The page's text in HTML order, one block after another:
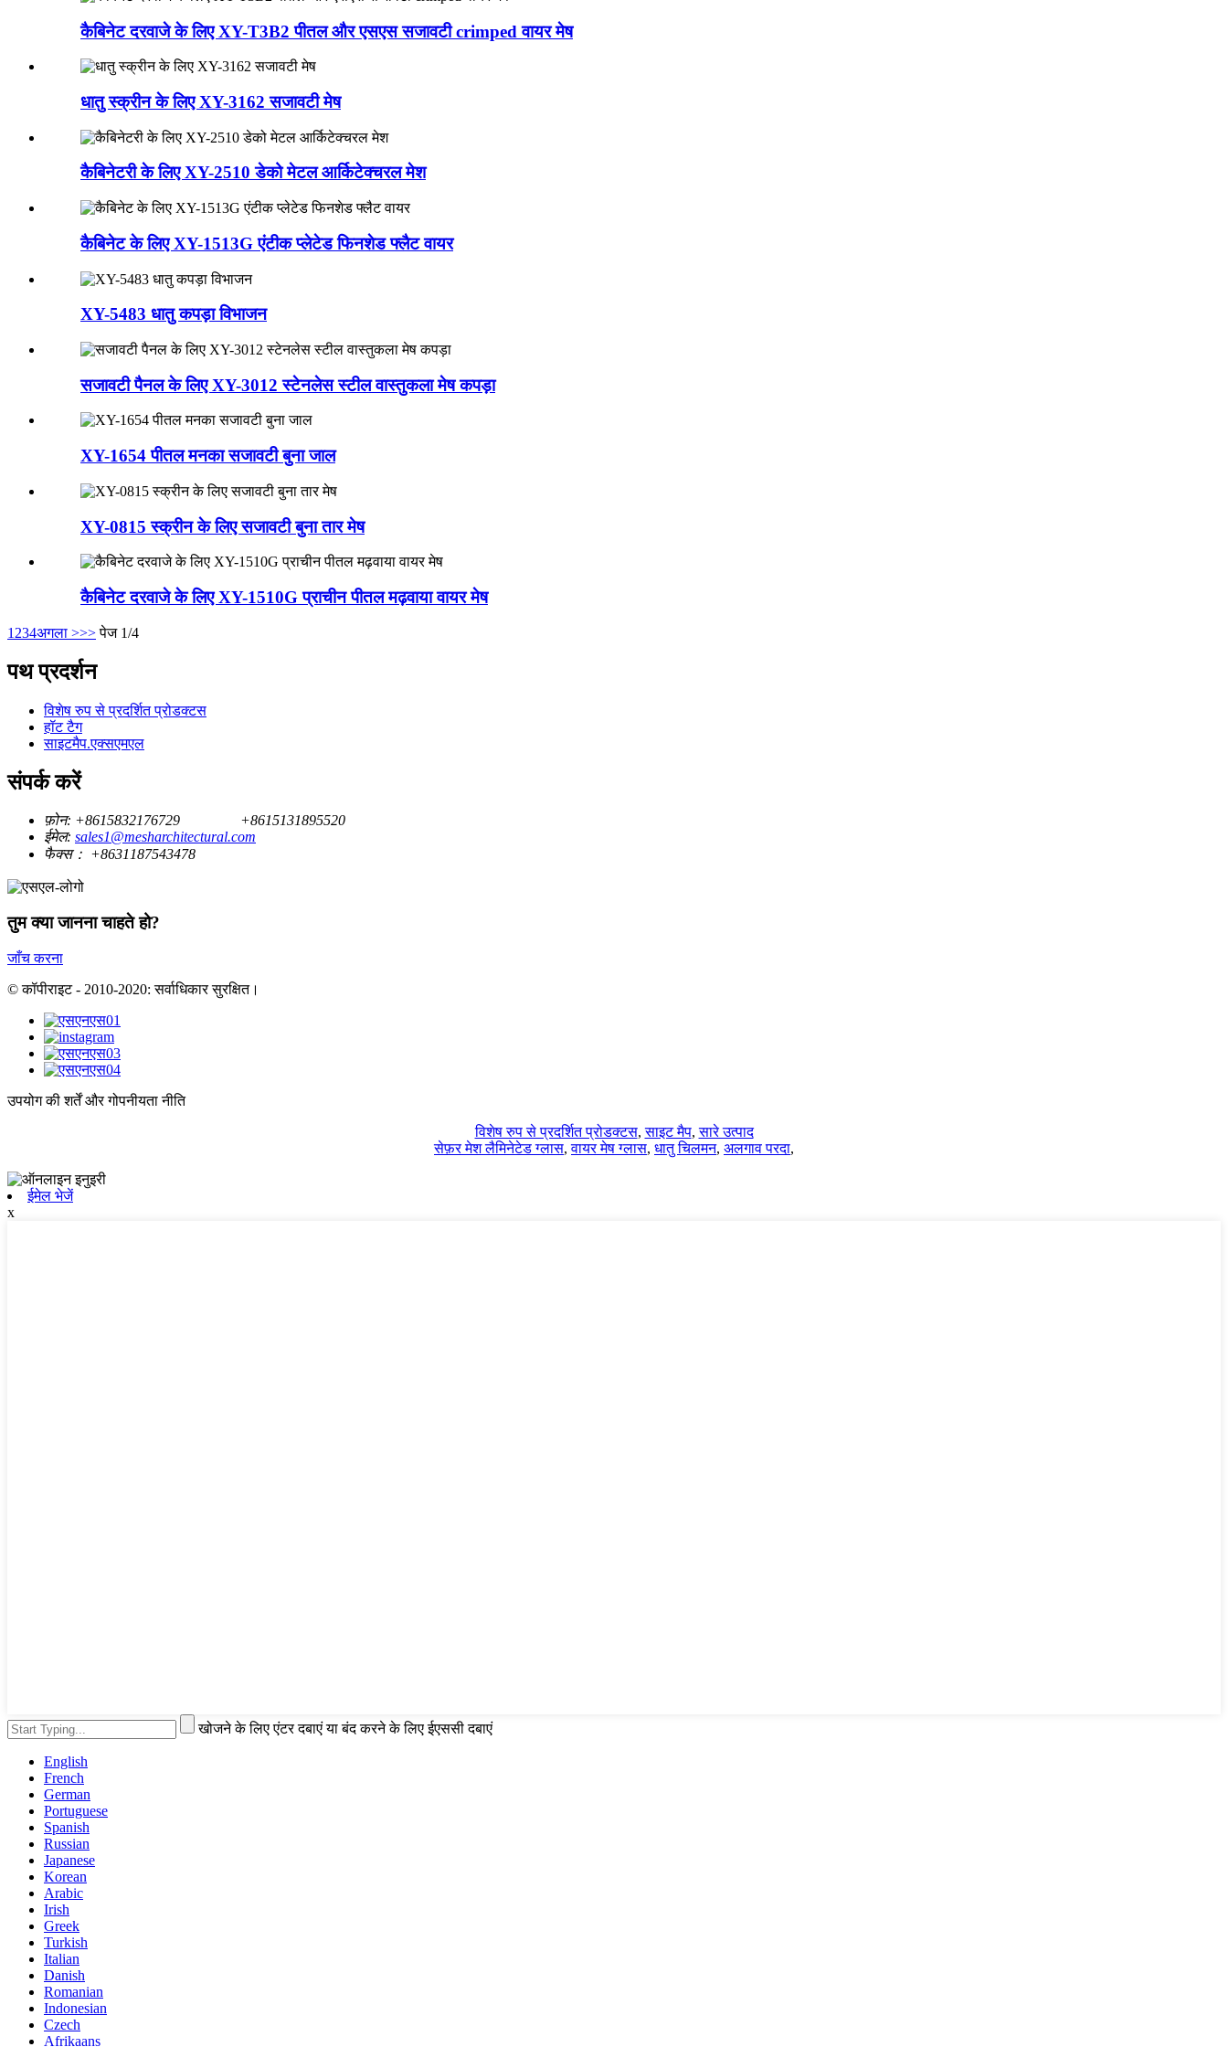
कैबिनेट दरवाजे के लिए XY-T3B2 पीतल और एसएस सजावटी crimped वायर मेष
धातु स्क्रीन के लिए XY-3162 सजावटी मेष
कैबिनेटरी के लिए XY-2510 डेको मेटल आर्किटेक्चरल मेश
कैबिनेट के लिए XY-1513G एंटीक प्लेटेड फिनशेड फ्लैट वायर
XY-5483 धातु कपड़ा विभाजन
सजावटी पैनल के लिए XY-3012 स्टेनलेस स्टील वास्तुकला मेष कपड़ा
XY-1654 पीतल मनका सजावटी बुना जाल
XY-0815 स्क्रीन के लिए सजावटी बुना तार मेष
कैबिनेट दरवाजे के लिए XY-1510G प्राचीन पीतल मढ़वाया वायर मेष
1 234अगला >>> पेज 1/4
पथ प्रदर्शन
विशेष रुप से प्रदर्शित प्रोडक्टस
हॉट टैग
साइटमैप.एक्सएमएल
संपर्क करें
फ़ोन: +8615832176729
+8615131895520
ईमेल: sales1@mesharchitectural.com
फैक्स： +8631187543478
तुम क्या जानना चाहते हो?
जाँच करना
© कॉपीराइट - 2010-2020: सर्वाधिकार सुरक्षित।
उपयोग की शर्तें और गोपनीयता नीति
विशेष रुप से प्रदर्शित प्रोडक्टस,साइट मैप,सारे उत्पाद
सेफ़र मेश लैमिनेटेड ग्लास,वायर मेष ग्लास, धातु चिलमन, अलगाव परदा,
ईमेल भेजें
x
खोजने के लिए एंटर दबाएं या बंद करने के लिए ईएससी दबाएं
English
French
German
Portuguese
Spanish
Russian
Japanese
Korean
Arabic
Irish
Greek
Turkish
Italian
Danish
Romanian
Indonesian
Czech
Afrikaans